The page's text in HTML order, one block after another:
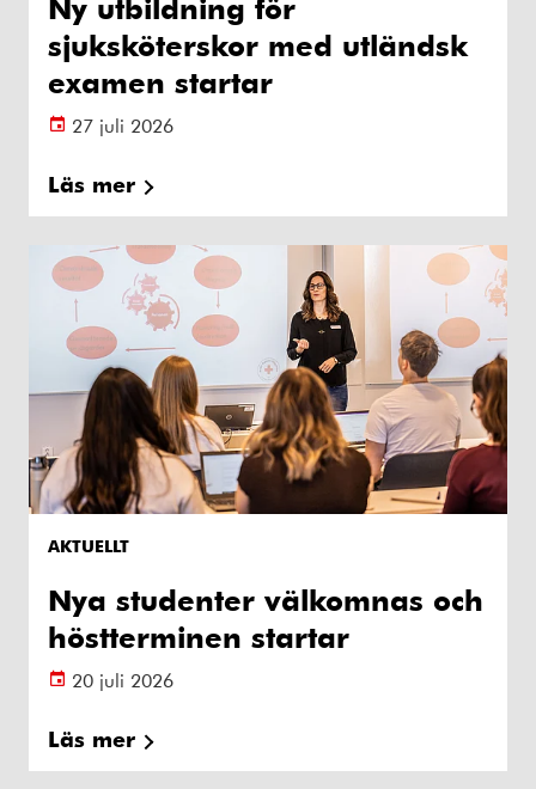
sjuksköterskor med utländsk
examen startar
27 juli 2026
Läs mer
AKTUELLT
Nya studenter välkomnas och
höstterminen startar
20 juli 2026
Läs mer